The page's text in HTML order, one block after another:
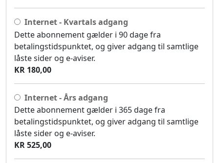
Internet - Kvartals adgang
Dette abonnement gælder i 90 dage fra
betalingstidspunktet, og giver adgang til samtlige
låste sider og e-aviser.
KR 180,00
Internet - Års adgang
Dette abonnement gælder i 365 dage fra
betalingstidspunktet, og giver adgang til samtlige
låste sider og e-aviser.
KR 525,00